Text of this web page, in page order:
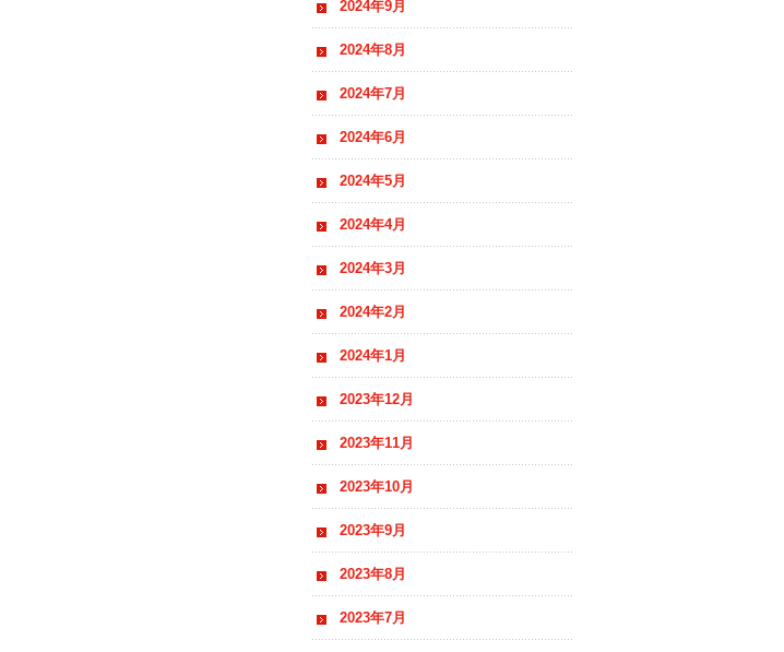
2024年9月
2024年8月
2024年7月
2024年6月
2024年5月
2024年4月
2024年3月
2024年2月
2024年1月
2023年12月
2023年11月
2023年10月
2023年9月
2023年8月
2023年7月